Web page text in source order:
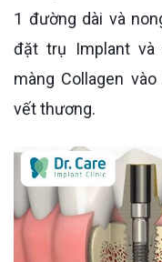
1 đường dài và
đặt trụ Implant
màng Collagen
vết thương.